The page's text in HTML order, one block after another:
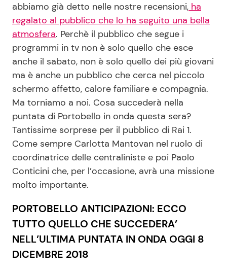
Salute
Viaggi e Turismo
Festività
Ricette Facili e Veloci
Ricette Feste
Ricette per Bambini
Seguici
Info
Disclaimer e Privacy
Redazione
abbiamo già detto nelle nostre recensioni, ha
regalato al pubblico che lo ha seguito una bella
atmosfera. Perchè il pubblico che segue i
programmi in tv non è solo quello che esce
anche il sabato, non è solo quello dei più giovani
ma è anche un pubblico che cerca nel piccolo
schermo affetto, calore familiare e compagnia.
Ma torniamo a noi. Cosa succederà nella
puntata di Portobello in onda questa sera?
Tantissime sorprese per il pubblico di Rai 1.
Come sempre Carlotta Mantovan nel ruolo di
coordinatrice delle centraliniste e poi Paolo
Conticini che, per l’occasione, avrà una missione
molto importante.
PORTOBELLO ANTICIPAZIONI: ECCO
TUTTO QUELLO CHE SUCCEDERA’
NELL’ULTIMA PUNTATA IN ONDA OGGI 8
DICEMBRE 2018